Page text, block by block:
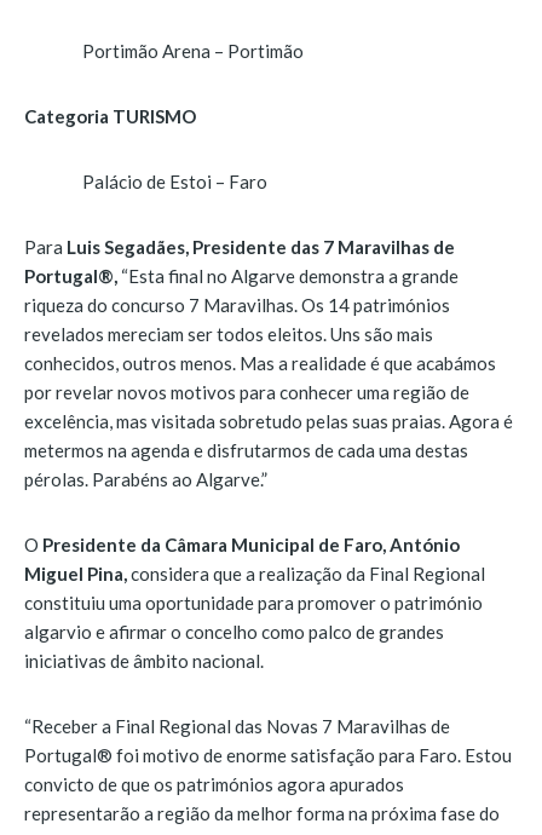
Portimão Arena – Portimão
Categoria TURISMO
Palácio de Estoi – Faro
Para Luis Segadães, Presidente das 7 Maravilhas de
Portugal®, “Esta final no Algarve demonstra a grande
riqueza do concurso 7 Maravilhas. Os 14 patrimónios
revelados mereciam ser todos eleitos. Uns são mais
conhecidos, outros menos. Mas a realidade é que acabámos
por revelar novos motivos para conhecer uma região de
excelência, mas visitada sobretudo pelas suas praias. Agora é
metermos na agenda e disfrutarmos de cada uma destas
pérolas. Parabéns ao Algarve.”
O Presidente da Câmara Municipal de Faro, António
Miguel Pina,considera que a realização da Final Regional
constituiu uma oportunidade para promover o património
algarvio e afirmar o concelho como palco de grandes
iniciativas de âmbito nacional.
“Receber a Final Regional das Novas 7 Maravilhas de
Portugal® foi motivo de enorme satisfação para Faro. Estou
convicto de que os patrimónios agora apurados
representarão a região da melhor forma na próxima fase do